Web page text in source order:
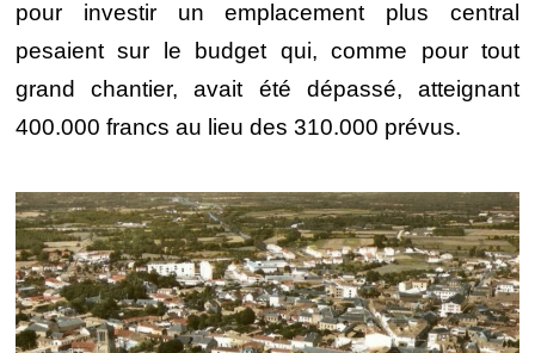
pour investir un emplacement plus central
pesaient sur le budget qui, comme pour tout
grand chantier, avait été dépassé, atteignant
400.000 francs au lieu des 310.000 prévus.